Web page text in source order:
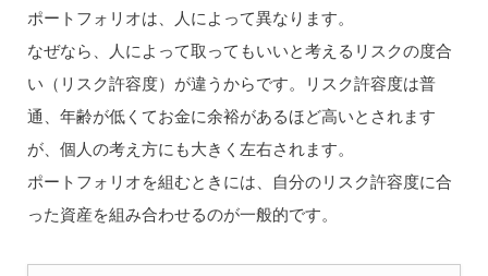
ポートフォリオは、人によって異なります。
なぜなら、人によって取ってもいいと考えるリスクの度合
い（リスク許容度）が違うからです。リスク許容度は普
通、年齢が低くてお金に余裕があるほど高いとされます
が、個人の考え方にも大きく左右されます。
ポートフォリオを組むときには、自分のリスク許容度に合
った資産を組み合わせるのが一般的です。